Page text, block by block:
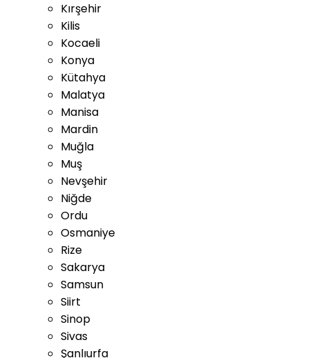
Kırşehir
Kilis
Kocaeli
Konya
Kütahya
Malatya
Manisa
Mardin
Muğla
Muş
Nevşehir
Niğde
Ordu
Osmaniye
Rize
Sakarya
Samsun
Siirt
Sinop
Sivas
Şanlıurfa